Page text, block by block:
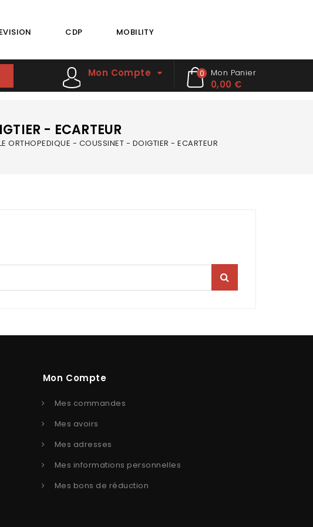
CDP MOBILITY
Mon Panier
0,00 €
0
Mon Compte
- ECARTEUR
ORTHOPEDIQUE - COUSSINET - DOIGTIER - ECARTEUR
Mon Compte
Mes commandes
Mes avoirs
Mes adresses
Mes informations personnelles
Mes bons de réduction